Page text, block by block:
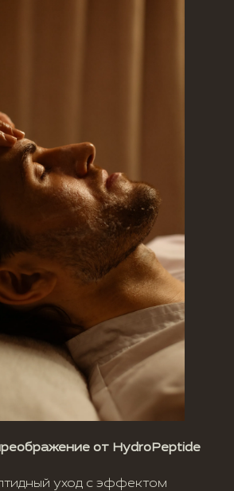
от HydroPeptide
уход с эффектом